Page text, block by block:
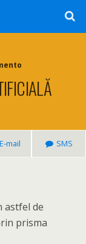
E-mail SMS
astfel de
prisma